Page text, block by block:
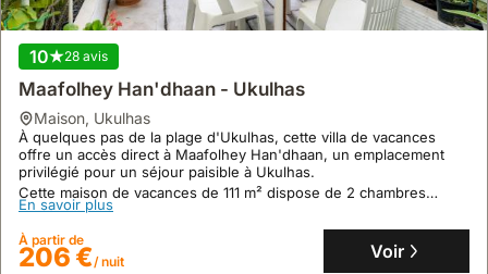
10 28 avis
Maafolhey Han'dhaan - Ukulhas
maison, Ukulhas
À quelques pas de la plage d'Ukulhas, cette villa de vacances
offre un accès direct à Maafolhey Han'dhaan, un emplacement
privilégié pour un séjour paisible à Ukulhas.
Cette maison de vacances de 111 m² dispose de 2 chambres
climatisées, d'une cuisine équipée, d'un jardin et d'une zone de
plage privée, idéale pour des activités de snorkeling.
En savoir plus
À partir de
206 €/ nuit Voir